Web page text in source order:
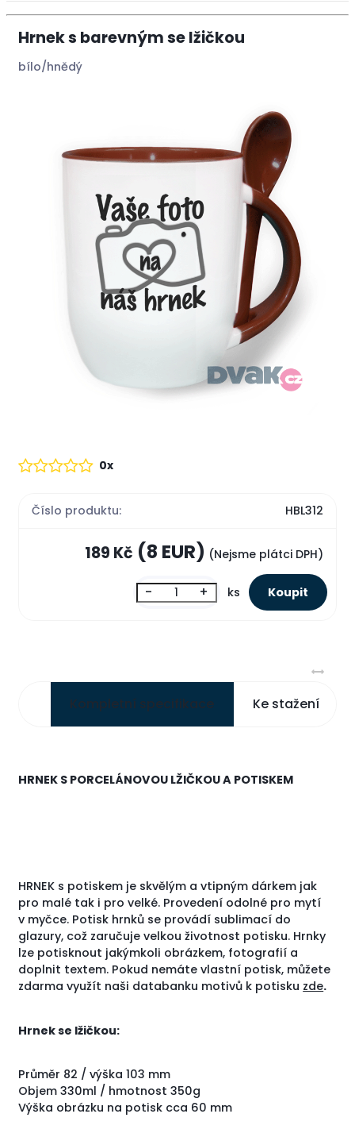
Hrnek s barevným se lžičkou
bílo/hnědý
0x
Číslo produktu: HBL312
189 Kč (8 EUR) (Nejsme plátci DPH)
- + ks
Kompletní specifikace Ke stažení
HRNEK S PORCELÁNOVOU LŽIČKOU A POTISKEM
HRNEK s potiskem je skvělým a vtipným dárkem jak
pro malé tak i pro velké. Provedení odolné pro mytí
v myčce. Potisk hrnků se provádí sublimací do
glazury, což zaručuje velkou životnost potisku. Hrnky
lze potisknout jakýmkoli obrázkem, fotografií a
doplnit textem. Pokud nemáte vlastní potisk, můžete
zdarma využít naši databanku motivů k potisku zde.
Hrnek se lžičkou:
Průměr 82 / výška 103 mm
Objem 330ml / hmotnost 350g
Výška obrázku na potisk cca 60 mm